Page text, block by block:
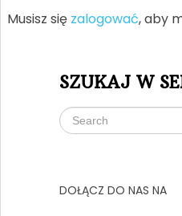
Musisz się zalogować, aby
SZUKAJ W
DOŁĄCZ DO NAS NA